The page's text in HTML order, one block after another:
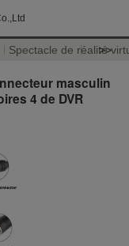
Spectacle de réalité
>>
masculin
4 de DVR